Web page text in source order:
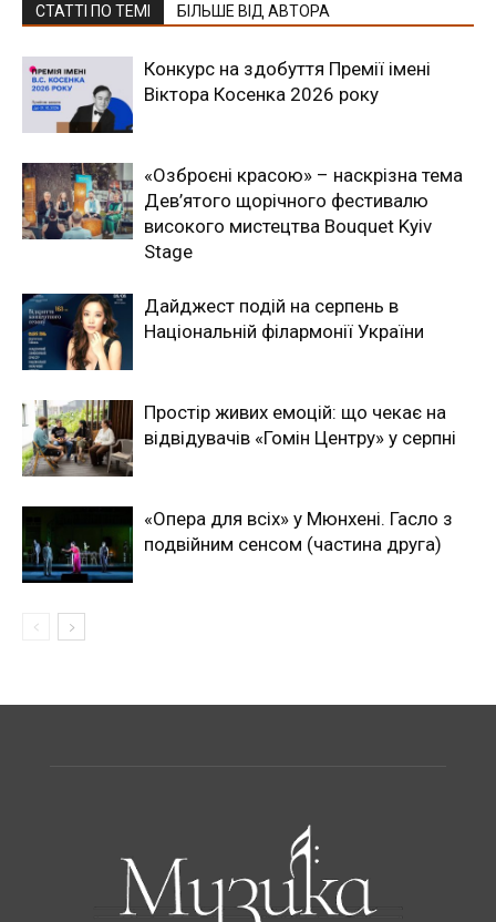
СТАТТІ ПО ТЕМІ БІЛЬШЕ ВІД АВТОРА
Конкурс на здобуття Премії імені
Віктора Косенка 2026 року
«Озброєні красою» – наскрізна тема
Дев’ятого щорічного фестивалю
високого мистецтва Bouquet Kyiv
Stage
Дайджест подій на серпень в
Національній філармонії України
Простір живих емоцій: що чекає на
відвідувачів «Гомін Центру» у серпні
«Опера для всіх» у Мюнхені. Гасло з
подвійним сенсом (частина друга)